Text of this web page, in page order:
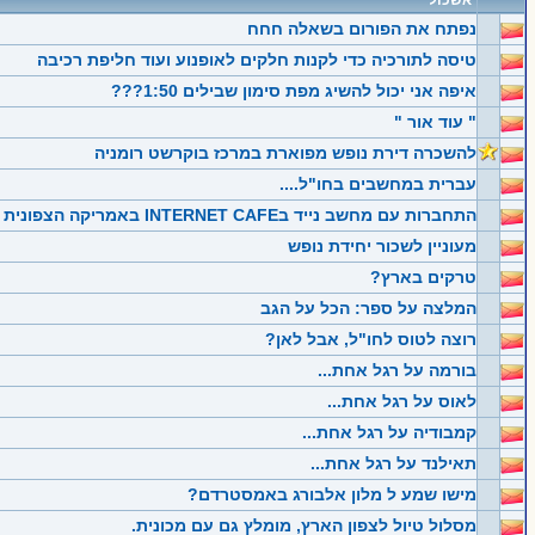
נפתח את הפורום בשאלה חחח
טיסה לתורכיה כדי לקנות חלקים לאופנוע ועוד חליפת רכיבה
איפה אני יכול להשיג מפת סימון שבילים 1:50???
" עוד אור "
להשכרה דירת נופש מפוארת במרכז בוקרשט רומניה
עברית במחשבים בחו"ל....
התחברות עם מחשב נייד בINTERNET CAFE באמריקה הצפונית והדרומית
מעוניין לשכור יחידת נופש
טרקים בארץ?
המלצה על ספר: הכל על הגב
רוצה לטוס לחו"ל, אבל לאן?
בורמה על רגל אחת...
לאוס על רגל אחת...
קמבודיה על רגל אחת...
תאילנד על רגל אחת...
מישו שמע ל מלון אלבורג באמסטרדם?
מסלול טיול לצפון הארץ, מומלץ גם עם מכונית.